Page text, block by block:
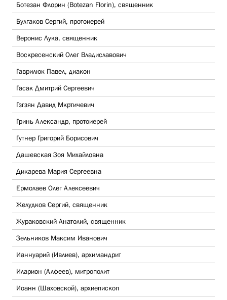
Ботезан Флорин (Botezan Florin), священник
Булгаков Сергий, протоиерей
Веронис Лука, священник
Воскресенский Олег Владиславович
Гаврилюк Павел, диакон
Гасак Дмитрий Сергеевич
Гзгзян Давид Мкртичевич
Гринь Александр, протоиерей
Гутнер Григорий Борисович
Дашевская Зоя Михайловна
Дикарева Мария Сергеевна
Ермолаев Олег Алексеевич
Желудков Сергий, священник
Жураковский Анатолий, священник
Зельников Максим Иванович
Ианнуарий (Ивлиев), архимандрит
Иларион (Алфеев), митрополит
Иоанн (Шаховской), архиепископ